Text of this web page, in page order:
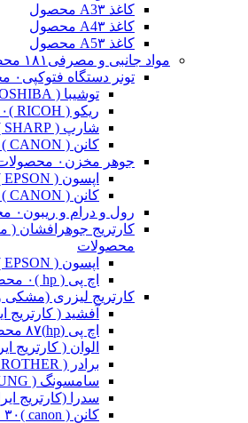
کاغذ A3 ۳ محصول
کاغذ A4 ۳ محصول
کاغذ A5 ۳ محصول
مواد جانبی و مصرفی ۱۸۱ محصول
تونر دستگاه فتوکپی ۰ محصولات
توشیبا ( TOSHIBA )
ریکو ( RICOH )
۰ محصولات
شارپ ( SHARP )
کانن ( CANON )
جوهر مخزن ۰ محصولات
اپسون ( EPSON )
کانن ( CANON )
رول و درام و ریبون ۰ محصولات
کارتریج جوهرافشان
محصولات
اپسون ( EPSON )
اچ پی ( hp )
۰ محصولات
کارتریج لیزری (مشکی
آفشید ( کارتریج
اچ پی (hp)
۸۷ محصول
الوان ( کارتریج
برادر ( BROTHER )
سامسونگ ( SAMSUNG )
سدرا (کارتریج
کانن ( canon )
۳۰ محصول